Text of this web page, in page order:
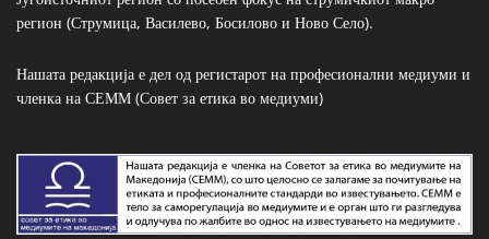
регион (Струмица, Василево, Босилово и Ново Село).
Нашата редакција е дел од регистарот на професионални медиуми и
членка на СЕММ (Совет за етика во медиуми)